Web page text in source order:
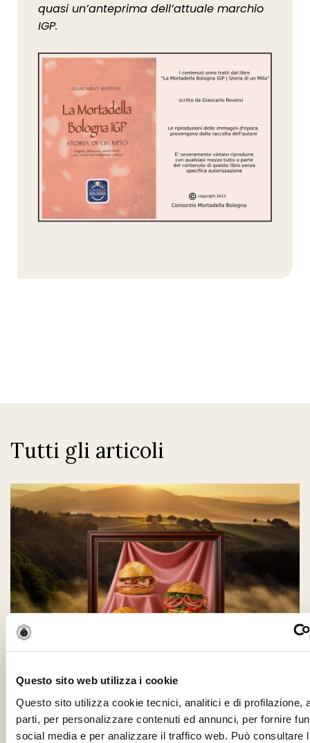
Questo sito web utilizza i cookie
Questo sito utilizza cookie tecnici, analitici e di profilazione,
parti, per personalizzare contenuti ed annunci, per fornire
social media e per analizzare il traffico web. Può consultare
quasi un’anteprima dell’attuale marchio
IGP.
Tutti gli articoli
Siamo tutti un po’ Chef… se abbiamo
La Mortadella